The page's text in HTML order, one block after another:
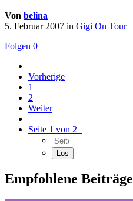
Von belina
5. Februar 2007 in Gigi On Tour
Folgen 0
Vorherige
1
2
Weiter
Seite 1 von 2
Empfohlene Beiträge